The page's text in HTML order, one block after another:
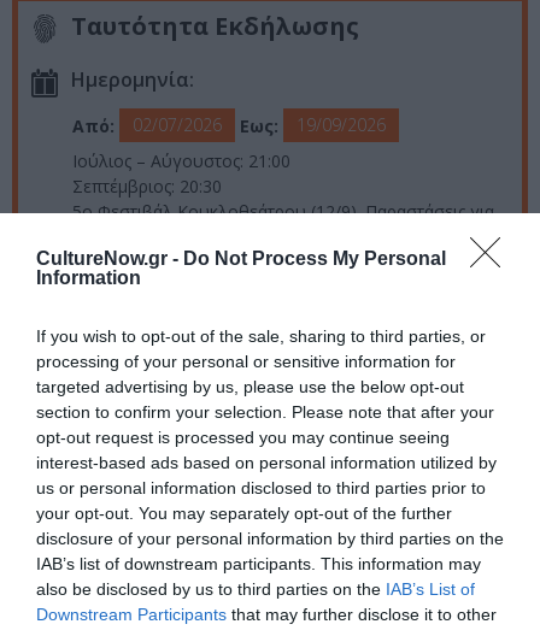
CultureNow.gr - Do Not Process My Personal
Information
If you wish to opt-out of the sale, sharing to third parties, or
processing of your personal or sensitive information for
targeted advertising by us, please use the below opt-out
section to confirm your selection. Please note that after your
opt-out request is processed you may continue seeing
interest-based ads based on personal information utilized by
us or personal information disclosed to third parties prior to
your opt-out. You may separately opt-out of the further
disclosure of your personal information by third parties on the
IAB’s list of downstream participants. This information may
also be disclosed by us to third parties on the IAB’s List of
Downstream Participants that may further disclose it to other
Ταυτότητα Εκδήλωσης
Ημερομηνία:
Από: 02/07/2026 Εως:
19/09/2026
Ιούλιος – Αύγουστος: 21:00
Σεπτέμβριος: 20:30
5ο Φεστιβάλ Κουκλοθεάτρου (12/9). Παραστάσεις για
παιδιά στις 18:30 και 19:30 και για ενήλικες στις 21:00.
Τοποθεσία:
Ευριπίδειο Θέατρο Ρεματιάς, Πεζόδρομος Προφήτη
Ηλία, Πολύδροσο Χαλανδρίου
Θέατρο Ρεματιάς
Eισιτήρια:
Για τις δωρεάν παραστάσεις, η είσοδος θα γίνεται με
σειρά προτεραιότητας, χωρίς να απαιτείται εκ των
προτέρων κράτηση.
Για τις παραστάσεις με εισιτήριο, απαιτείται κράτηση.